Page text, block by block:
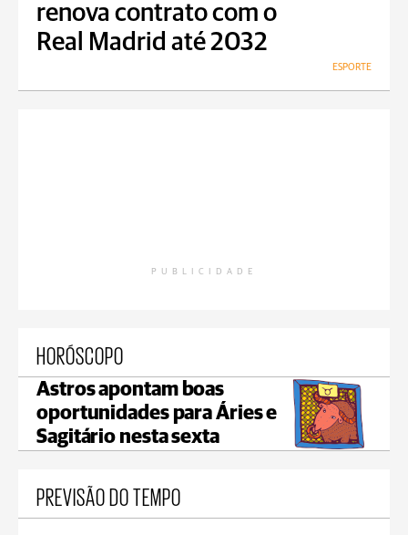
renova contrato com o
Real Madrid até 2032
ESPORTE
PUBLICIDADE
HORÓSCOPO
Astros apontam boas
oportunidades para Áries e
Sagitário nesta sexta
PREVISÃO DO TEMPO